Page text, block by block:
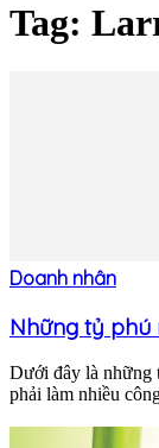
Tag:
Doanh nhân
Những tỷ phú
Dưới đây là những
phải làm nhiều